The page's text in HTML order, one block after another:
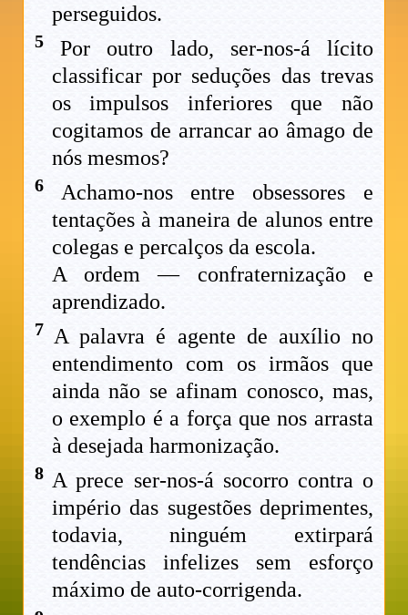
perseguidos.
5 Por outro lado, ser-nos-á lícito
classificar por seduções das trevas
os impulsos inferiores que não
cogitamos de arrancar ao âmago de
nós mesmos?
6 Achamo-nos entre obsessores e
tentações à maneira de alunos entre
colegas e percalços da escola.
A ordem — confraternização e
aprendizado.
7 A palavra é agente de auxílio no
entendimento com os irmãos que
ainda não se afinam conosco, mas,
o exemplo é a força que nos arrasta
à desejada harmonização.
8 A prece ser-nos-á socorro contra o
império das sugestões deprimentes,
todavia, ninguém extirpará
tendências infelizes sem esforço
máximo de auto-corrigenda.